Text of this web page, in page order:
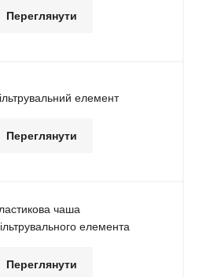
Переглянути
елемент
Переглянути
чаша
елемента
Переглянути